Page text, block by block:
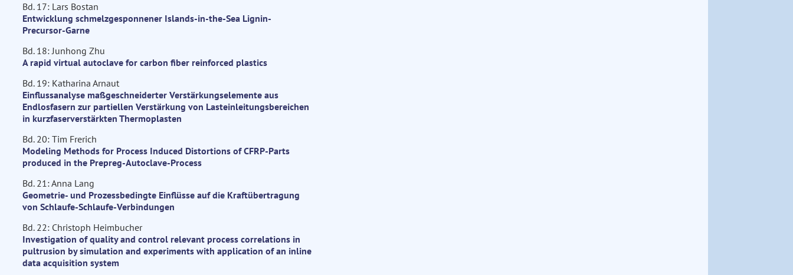
Bd. 17: Lars Bostan
Entwicklung schmelzgesponnener Islands-in-the-Sea Lignin-
Precursor-Garne
Bd. 18: Junhong Zhu
A rapid virtual autoclave for carbon fiber reinforced plastics
Bd. 19: Katharina Arnaut
Einflussanalyse maßgeschneiderter Verstärkungselemente aus
Endlosfasern zur partiellen Verstärkung von Lasteinleitungsbereichen
in kurzfaserverstärkten Thermoplasten
Bd. 20: Tim Frerich
Modeling Methods for Process Induced Distortions of CFRP-Parts
produced in the Prepreg-Autoclave-Process
Bd. 21: Anna Lang
Geometrie- und Prozessbedingte Einflüsse auf die Kraftübertragung
von Schlaufe-Schlaufe-Verbindungen
Bd. 22: Christoph Heimbucher
Investigation of quality and control relevant process correlations in
pultrusion by simulation and experiments with application of an inline
data acquisition system